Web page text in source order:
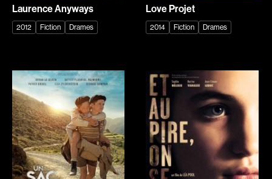
1920
1930
1940
1950
1980
1990
2000
2010
2020
Réalisateur
(Daniel Grou) Podz
Absa Moussa Sene
Laurence Anyways
2012 Fiction Drames
Love Projet
2014 Fiction Drames